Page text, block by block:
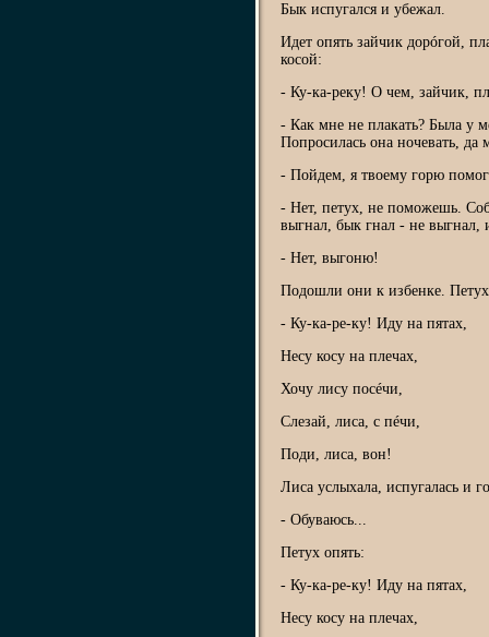
Бык испугался и убежал.
Идет опять зайчик дорóгой,
косой:
- Ку-ка-реку! О чем, зайчик,
- Как мне не плакать? Была у
Попросилась она ночевать, да
- Пойдем, я твоему горю
- Нет, петух, не поможешь.
выгнал, бык гнал - не выгнал,
- Нет, выгоню!
Подошли они к избенке.
- Ку-ка-ре-ку! Иду на пятах,
Несу косу на плечах,
Хочу лису посéчи,
Слезай, лиса, с пéчи,
Поди, лиса, вон!
Лиса услыхала, испугалась и
- Обуваюсь...
Петух опять:
- Ку-ка-ре-ку! Иду на пятах,
Несу косу на плечах,